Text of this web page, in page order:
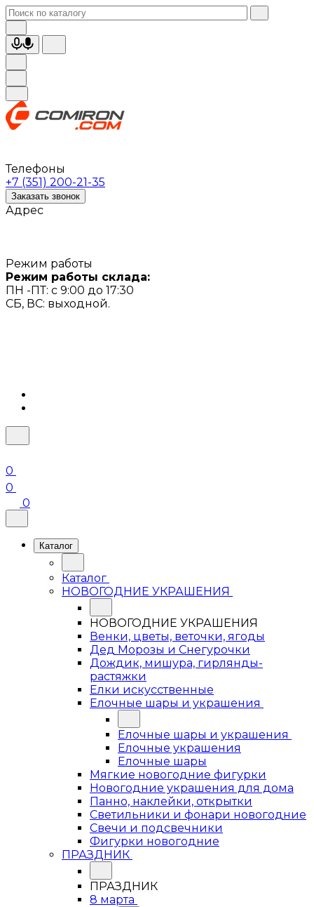
Телефоны
+7 (351) 200-21-35
Заказать звонок
Адрес
Режим работы
Режим работы склада:
ПН -ПТ: с 9:00 до 17:30
СБ, ВС: выходной.
0
0
0
Каталог
Каталог
НОВОГОДНИЕ УКРАШЕНИЯ
НОВОГОДНИЕ УКРАШЕНИЯ
Венки, цветы, веточки, ягоды
Дед Морозы и Снегурочки
Дождик, мишура, гирлянды-
растяжки
Елки искусственные
Елочные шары и украшения
Елочные шары и украшения
Елочные украшения
Елочные шары
Мягкие новогодние фигурки
Новогодние украшения для дома
Панно, наклейки, открытки
Светильники и фонари новогодние
Свечи и подсвечники
Фигурки новогодние
ПРАЗДНИК
ПРАЗДНИК
8 марта